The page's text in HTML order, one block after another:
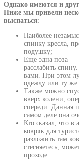
Однако имеются и
Ниже мы привели
выспаться:
Наиболее
спинку кресла,
подушку;
Еще одна поза —
расслабить
вами. При этом
одежду или ту
Также можно
вверх колени,
спереди. Данная
самом деле она
Кто сказал, что в
коврик для
разложить там
стесняетесь,
проходе.